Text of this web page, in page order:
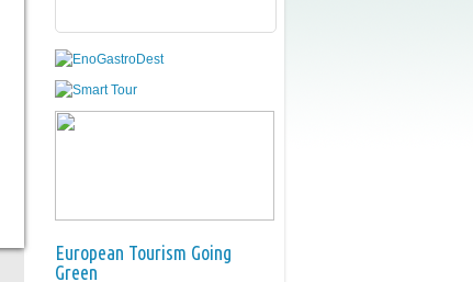
European Tourism Going
Green